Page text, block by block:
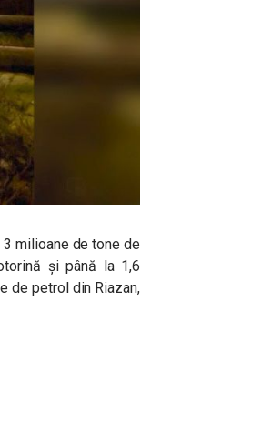
milioane de tone de
și până la 1,6
de petrol din Riazan,